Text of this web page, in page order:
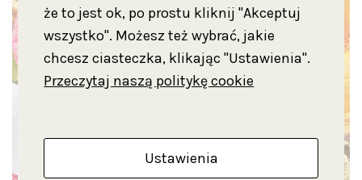
że to jest ok, po prostu kliknij "Akceptuj
wszystko". Możesz też wybrać, jakie
chcesz ciasteczka, klikając "Ustawienia".
Przeczytaj naszą politykę cookie
Ustawienia